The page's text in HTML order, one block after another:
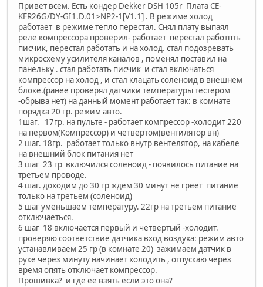
Привет всем. Есть кондер Dekker DSH 105r Плата СE-
KFR26G/DY-GI1.D.01>NP2-1[V1.1] . В режиме холод
работает в режиме тепло перестал. Снял плату выпаял
реле компрессора проверил- работает перестал работпть
писчик, перестал работать и на холод. стал подозревать
микросхему усилителя каналов , поменял поставил на
панельку . стал работать писчик и стал включаться
компрессор на холод , и стал клацать соленоид в внешнем
блоке.(ранее проверял датчики температуры тестером
-обрыва нет) на данный момент работает так: в комнате
порядка 20 гр. режим авто.
1шаг. 17гр. на пульте - работает компрессор -холодит 220
на первом(Компрессор) и четвертом(вентилятор вн)
2 шаг. 18гр. работает только внутр вентелятор, на кабеле
на внешний блок питания нет
3 шаг 23 гр включился соленоид - появилось питание на
третьем проводе.
4 шаг. доходим до 30 гр ждем 30 минут не греет питание
только на третьем (соленоид)
5 шаг уменьшаем температуру. 22гр на третьем питание
отключаеться.
6 шаг 18 включается первый и четвертый -холодит.
проверяю соответствие датчика вход воздуха: режим авто
устанавливаем 25 гр (в комнате 20) зажимаем датчик в
руке через минуту начинает холодить , отпускаю через
время опять отключает компрессор.
Прошивка? и где ее взять если это она?